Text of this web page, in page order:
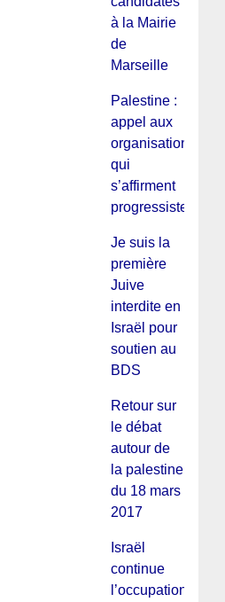
à la Mairie
de
Marseille
Palestine :
appel aux
organisations
qui
s’affirment
progressistes
Je suis la
première
Juive
interdite en
Israël pour
soutien au
BDS
Retour sur
le débat
autour de
la palestine
du 18 mars
2017
Israël
continue
l’occupation